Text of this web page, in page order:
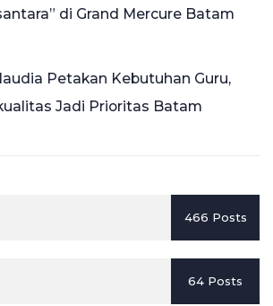
di Grand Mercure Batam
Petakan Kebutuhan Guru,
Jadi Prioritas Batam
466 Posts
64 Posts